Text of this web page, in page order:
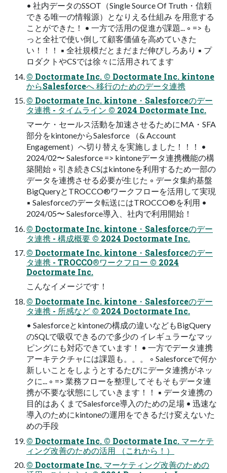
• 社内データのSSOT（Single Source Of Truth・信頼
できる唯一の情報源）となりえる仕組み を用意する
ことができた！ • 一方で活用の促進が課題... ◦ => も
っと全社で使い倒して顧客価値を高めていきた
い！！！ ▪ 全社規模だとまだまだ伸びしろあり ▪ プ
ロダクトやCSでは徐々に活用されてます
© Doctormate Inc. © Doctormate Inc. kintone
からSalesforceへ 移行のためのデータ連携
© Doctormate Inc. kintone・Salesforceのデー
タ連携 - タイムライン © 2024 Doctormate Inc.
マーケ・セールス活動を加速させるためにMA・SFA
部分をkintoneからSalesforce （& Account
Engagement）へ切り替えを実施しました！！！ •
2024/02〜 Salesforce => kintoneデータ連携機能の構
築開始 ◦ 引き続きCSはkintoneを利用するため一部の
データを連携させる必要が生じた ◦ データ集約基盤
BigQueryとTROCCO®ワークフローを活用して実現
▪ Salesforceのデータ転送にはTROCCO®を利用 •
2024/05〜 Salesforce導入、社内で利用開始！
© Doctormate Inc. kintone・Salesforceのデー
タ連携 - 構成概要 © 2024 Doctormate Inc.
© Doctormate Inc. kintone・Salesforceのデー
タ連携 - TROCCO®ワークフロー © 2024
Doctormate Inc.
こんなイメージです！
© Doctormate Inc. kintone・Salesforceのデー
タ連携 - 所感など © 2024 Doctormate Inc.
• Salesforceとkintoneの構成の違いなどもBigQuery
のSQLで吸収できるので多少の イレギュラーなマッ
ピングにも対応できています！ • 一方でデータ連携
アーキテクチャには課題も。。。 ◦ Salesforceで何か
新しいことをしようとするたびにデータ連携がネッ
クに... ◦ => 業務フローを整理してそもそもデータ連
携が不要な状態にしていきます！！ ▪ データ連携の
目的はあくまでSalesforce導入のための足場 • 迅速な
導入のためにkintoneの運用をできるだけ変えないた
めの手段
© Doctormate Inc. © Doctormate Inc. マーケテ
ィング改善のための活用 （これから！）
© Doctormate Inc. マーケティング改善のための